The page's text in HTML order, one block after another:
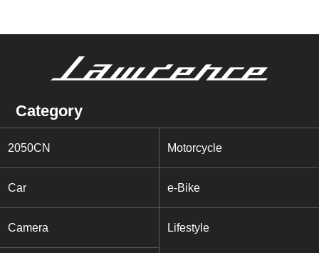
Category
2050CN Motorcycle
Car e-Bike
Camera Lifestyle